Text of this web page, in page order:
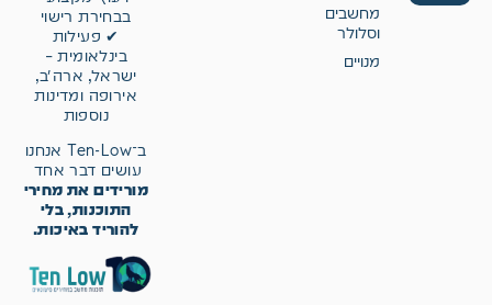
מחשבים
וסלולר
מנויים
בבחירת רישוי
✔ פעילות
בינלאומית –
ישראל, ארה״ב,
אירופה ומדינות
נוספות
ב־Ten-Low אנחנו
עושים דבר אחד
מורידים את מחירי
התוכנות, בלי
להוריד באיכות.